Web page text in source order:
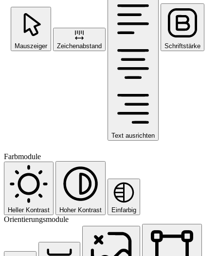
Mauszeiger Zeichenabstand
Text ausrichten
Schriftstärke
Farbmodule
Heller Kontrast Hoher Kontrast Einfarbig
Orientierungsmodule